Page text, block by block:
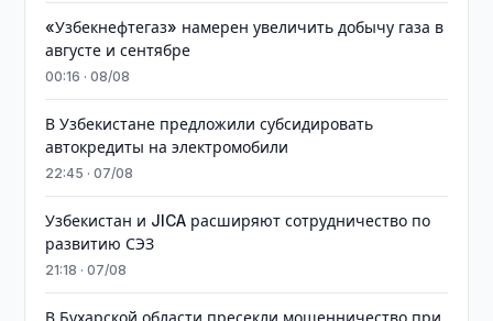
«Узбекнефтегаз» намерен увеличить добычу газа в
августе и сентябре
00:16 · 08/08
В Узбекистане предложили субсидировать
автокредиты на электромобили
22:45 · 07/08
Узбекистан и JICA расширяют сотрудничество по
развитию СЭЗ
21:18 · 07/08
В Бухарской области пресекли мошенничество при